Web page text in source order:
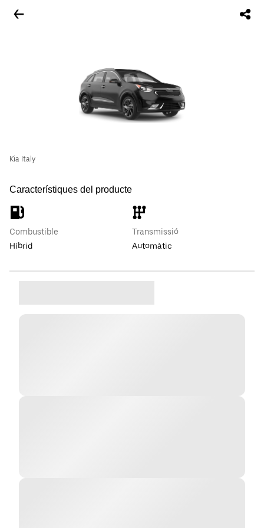
Kia Italy
Característiques del producte
Combustible
Híbrid
Transmissió
Automàtic